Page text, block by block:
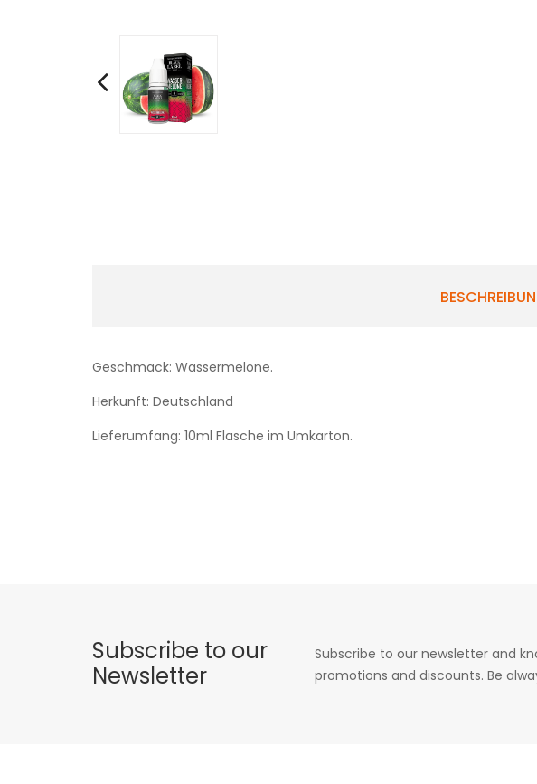
Geschmack: Wassermelone.
Herkunft: Deutschland
Lieferumfang: 10ml Flasche im Umkarton.
Subscribe to our
Newsletter
Subscribe to our newsletter and
promotions and discounts. Be